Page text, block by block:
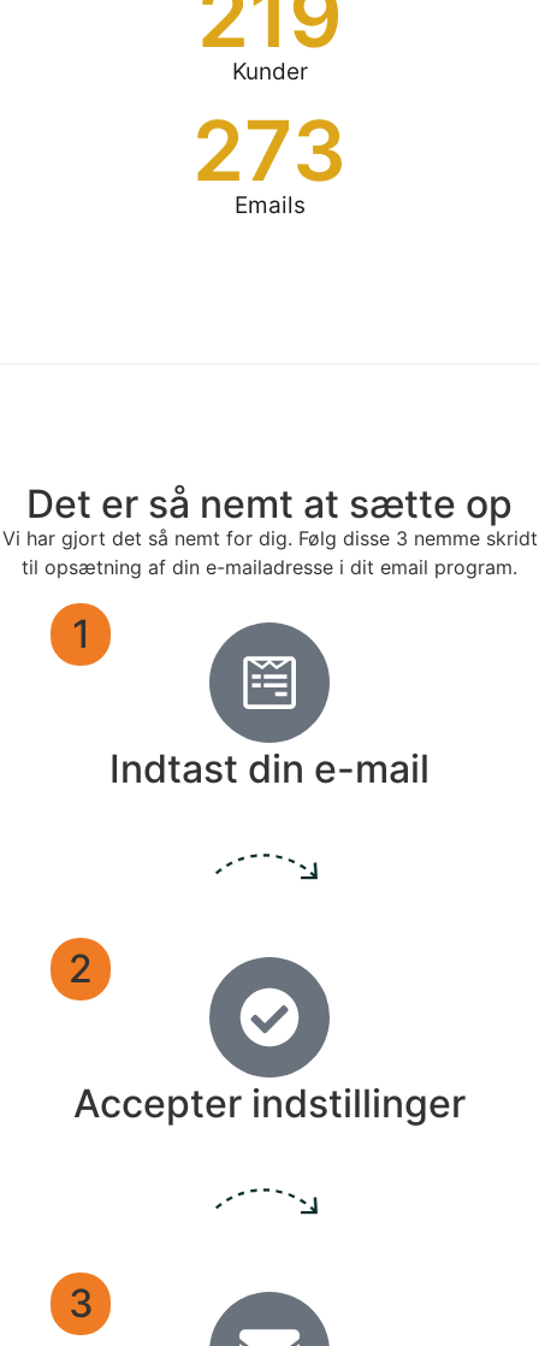
Kunder
Emails
273
Det er så nemt at sætte op
Vi har gjort det så nemt for dig. Følg disse 3 nemme skridt
til opsætning af din e-mailadresse i dit email program.
1
Indtast din e-mail
2
Accepter indstillinger
3